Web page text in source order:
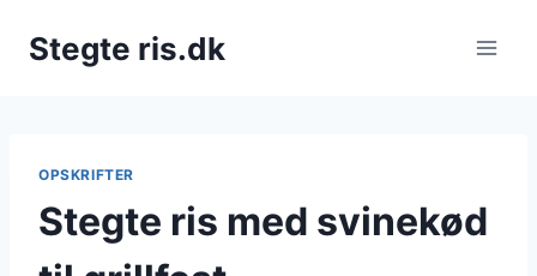
Stegte ris.dk
OPSKRIFTER
Stegte ris med svinekød